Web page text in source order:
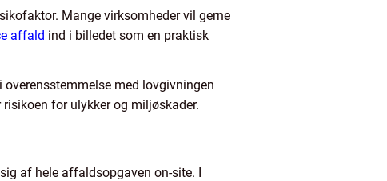
Mange virksomheder vil gerne
affald ind i billedet som en praktisk
med lovgivningen
for ulykker og miljøskader.
af hele affaldsopgaven on-site. I